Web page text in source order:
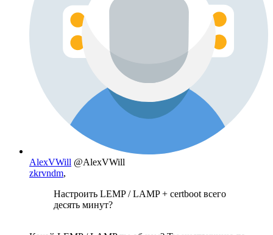
AlexVWill @AlexVWill
zkrvndm,
Настроить LEMP / LAMP + certboot всего
десять минут?